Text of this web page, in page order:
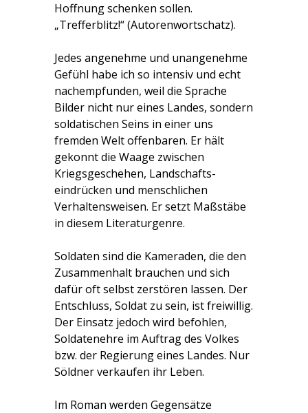
Hoffnung schenken sollen.
„Trefferblitz!“ (Autorenwortschatz).
Jedes angenehme und unangenehme
Gefühl habe ich so intensiv und echt
nachempfunden, weil die Sprache
Bilder nicht nur eines Landes, sondern
soldatischen Seins in einer uns
fremden Welt offenbaren. Er hält
gekonnt die Waage zwischen
Kriegsgeschehen, Landschafts-
eindrücken und menschlichen
Verhaltensweisen. Er setzt Maßstäbe
in diesem Literaturgenre.
Soldaten sind die Kameraden, die den
Zusammenhalt brauchen und sich
dafür oft selbst zerstören lassen. Der
Entschluss, Soldat zu sein, ist freiwillig.
Der Einsatz jedoch wird befohlen,
Soldatenehre im Auftrag des Volkes
bzw. der Regierung eines Landes. Nur
Söldner verkaufen ihr Leben.
Im Roman werden Gegensätze